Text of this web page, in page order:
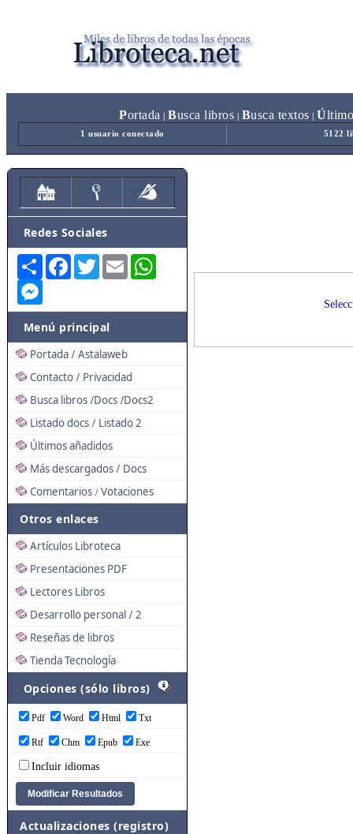
Portada Busca libros Busca textos Ú
1 usuario conectado 5122
Redes Sociales
Share FacebookTwitterEmail
Menú principal
Portada / Astalaweb
Contacto / Privacidad
Busca libros /Docs /Docs2
Listado docs / Listado 2
Últimos añadidos
Más descargados / Docs
Comentarios / Votaciones
Otros enlaces
Artículos Libroteca
Presentaciones PDF
Lectores Libros
Desarrollo personal / 2
Reseñas de libros
Tienda Tecnología
Opciones (sólo libros)
Pdf Word Html Txt
Rtf Chm Epub Exe
Incluir idiomas
Actualizaciones (registro)